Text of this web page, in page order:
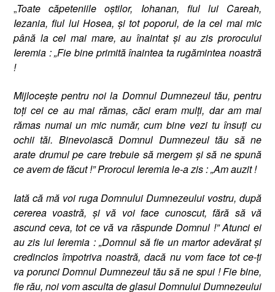
„Toate căpeteniile oştilor, Iohanan, fiul lui Careah,
Iezania, fiul lui Hosea, şi tot poporul, de la cel mai mic
până la cel mai mare, au înaintat şi au zis prorocului
Ieremia : „Fie bine primită înaintea ta rugămintea noastră
!
Mijloceşte pentru noi la Domnul Dumnezeul tău, pentru
toţi cei ce au mai rămas, căci eram mulţi, dar am mai
rămas numai un mic număr, cum bine vezi tu însuţi cu
ochii tăi. Binevoiască Domnul Dumnezeul tău să ne
arate drumul pe care trebuie să mergem şi să ne spună
ce avem de făcut !” Prorocul Ieremia le-a zis : „Am auzit !
Iată că mă voi ruga Domnului Dumnezeului vostru, după
cererea voastră, şi vă voi face cunoscut, fără să vă
ascund ceva, tot ce vă va răspunde Domnul !” Atunci ei
au zis lui Ieremia : „Domnul să fie un martor adevărat şi
credincios împotriva noastră, dacă nu vom face tot ce-ţi
va porunci Domnul Dumnezeul tău să ne spui ! Fie bine,
fie rău, noi vom asculta de glasul Domnului Dumnezeului